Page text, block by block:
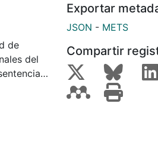
del
Exportar
JSON - METS
Compartir